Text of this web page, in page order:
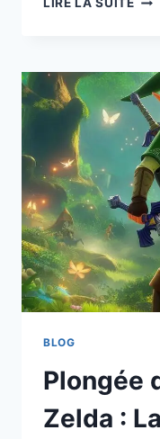
LIRE LA SUITE
DES
90
QUI
UNE
BLOG
Plongée
Zelda :